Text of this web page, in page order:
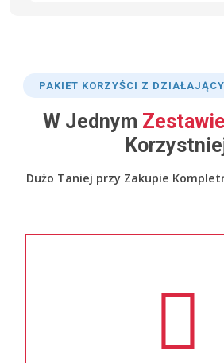
PAKIET KORZYŚCI Z
W Jednym Zestawie
Dużo Taniej przy Zakupie